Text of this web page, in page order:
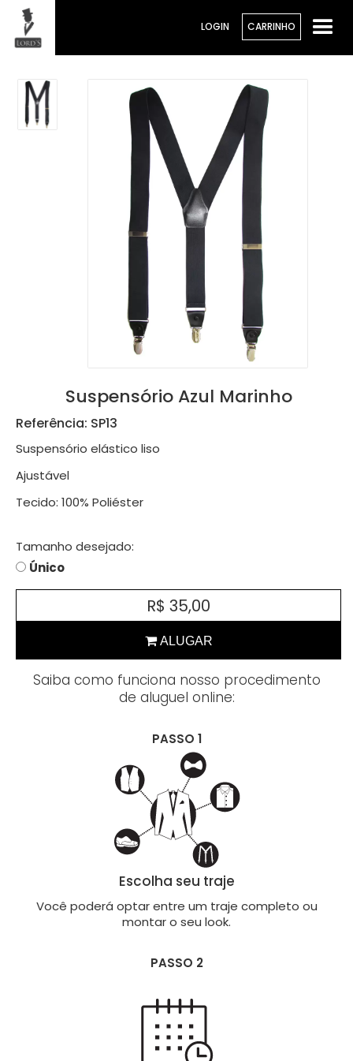
LOGIN CARRINHO
Suspensório Azul Marinho
Referência: SP13
Suspensório elástico liso
Ajustável
Tecido: 100% Poliéster
Tamanho desejado:
Único
R$ 35,00
Saiba como funciona nosso procedimento
de aluguel online:
PASSO 1
Escolha seu traje
Você poderá optar entre um traje completo ou
montar o seu look.
PASSO 2